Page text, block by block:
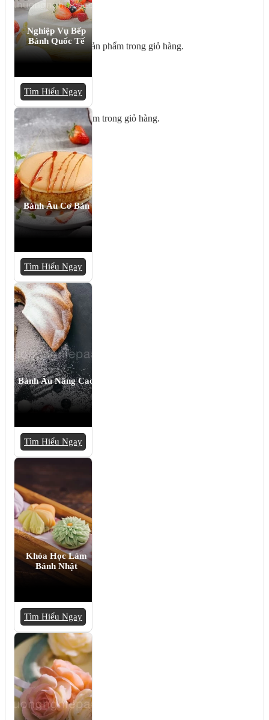
Chưa có sản phẩm trong giỏ hàng.
Giỏ hàng
Chưa có sản phẩm trong giỏ hàng.
Nghiệp Vụ Bếp
Bánh Quốc Tế
Tìm Hiểu Ngay
Bánh Âu Cơ Bản
Tìm Hiểu Ngay
Bánh Âu Nâng Cao
Tìm Hiểu Ngay
Khóa Học Làm
Bánh Nhật
Tìm Hiểu Ngay